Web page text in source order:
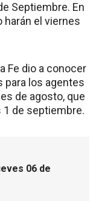
Septiembre. En
el viernes
Fe dio a conocer
para los agentes
de agosto, que
de septiembre.
06 de